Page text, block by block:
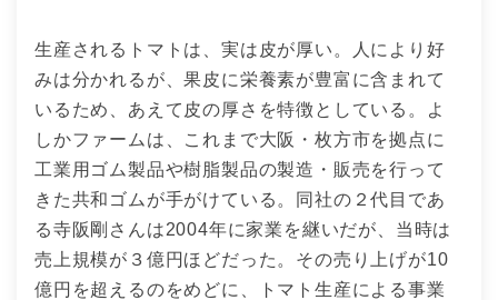
生産されるトマトは、実は皮が厚い。人により好
みは分かれるが、果皮に栄養素が豊富に含まれて
いるため、あえて皮の厚さを特徴としている。よ
しかファームは、これまで大阪・枚方市を拠点に
工業用ゴム製品や樹脂製品の製造・販売を行って
きた共和ゴムが手がけている。同社の２代目であ
る寺阪剛さんは2004年に家業を継いだが、当時は
売上規模が３億円ほどだった。その売り上げが10
億円を超えるのをめどに、トマト生産による事業